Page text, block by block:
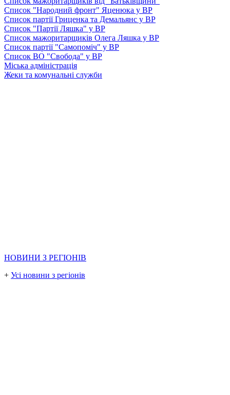
Список "Народний фронт" Яценюка у ВР
Список партії Гриценка та Демальянс у ВР
Список "Партії Ляшка" у ВР
Список мажоритарщиків Олега Ляшка у ВР
Список партії "Самопоміч" у ВР
Список ВО "Свобода" у ВР
Міська адміністрація
Жеки та комунальні служби
НОВИНИ З РЕГІОНІВ
+ Усі новини з регіонів